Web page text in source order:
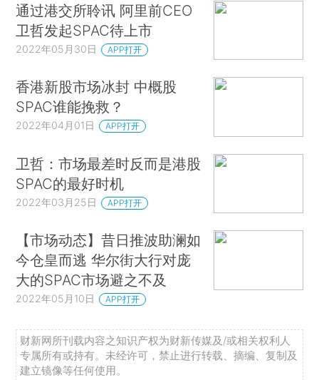
通过港交所聆讯 阿里前CEO
卫哲发起SPAC待上市
2022年05月30日 APP打开
香港新股市场冰封 中概股
SPAC谁能挽救？
2022年04月01日 APP打开
卫哲：市场最差时反而是港股
SPAC的最好时机
2022年03月25日 APP打开
【市场动态】昔日推波助澜如
今仓皇而逃 华尔街大行对庞
大的SPAC市场避之不及
2022年05月10日 APP打开
财新网所刊载内容之知识产权为财新传媒及/或相关权利人
专属所有或持有。未经许可，禁止进行转载、摘编、复制及
建立镜像等任何使用。